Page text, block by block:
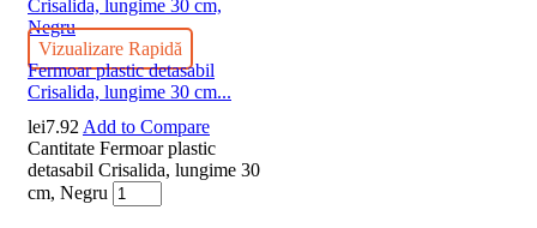
Vizualizare Rapidă
Fermoar plastic detasabil
Crisalida, lungime 30 cm...
lei7.92 Add to Compare
Cantitate Fermoar plastic
detasabil Crisalida, lungime 30
cm, Negru